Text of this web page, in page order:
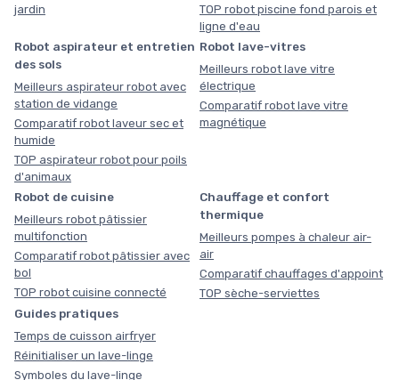
jardin
TOP robot piscine fond parois et
ligne d'eau
Robot aspirateur et entretien
des sols
Meilleurs aspirateur robot avec
station de vidange
Comparatif robot laveur sec et
humide
TOP aspirateur robot pour poils
d'animaux
Robot lave-vitres
Meilleurs robot lave vitre
électrique
Comparatif robot lave vitre
magnétique
Robot de cuisine
Meilleurs robot pâtissier
multifonction
Comparatif robot pâtissier avec
bol
TOP robot cuisine connecté
Chauffage et confort
thermique
Meilleurs pompes à chaleur air-
air
Comparatif chauffages d'appoint
TOP sèche-serviettes
Guides pratiques
Temps de cuisson airfryer
Réinitialiser un lave-linge
Symboles du lave-linge